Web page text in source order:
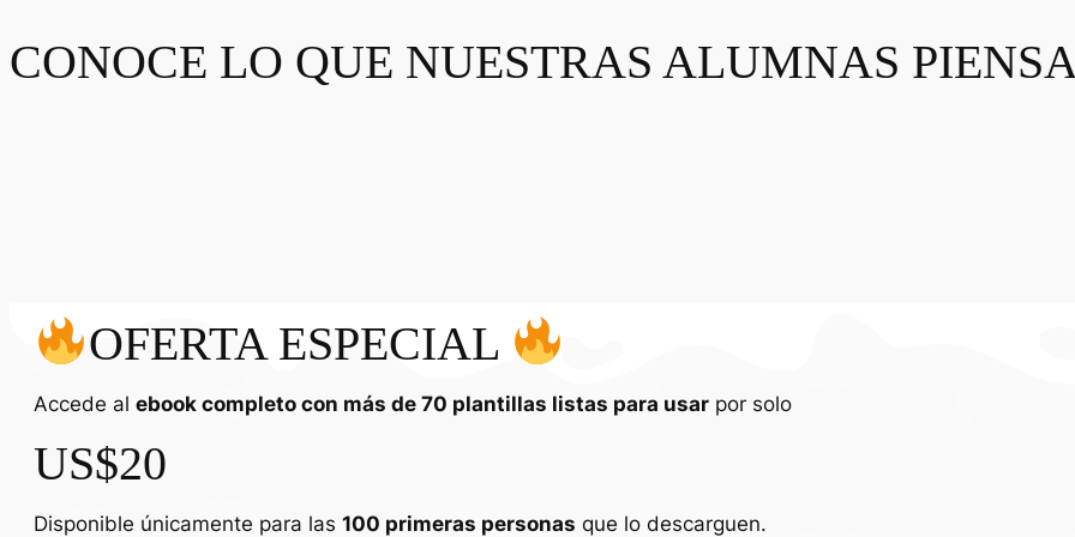
CONOCE LO QUE NUESTRAS ALUMNAS
OFERTA ESPECIAL
Accede al ebook completo con más de 70 plantillas listas para usar por solo
US$20
Disponible únicamente para las 100 primeras personas que lo descarguen.